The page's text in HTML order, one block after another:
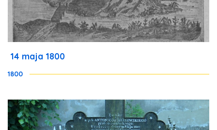
14 maja 1800
1800